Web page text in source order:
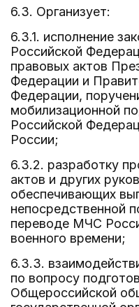
6.3. Организует:
6.3.1. исполнение
Российской
правовых актов
Федерации и
Федерации,
мобилизационной
Российской
России;
6.3.2. разработку
актов и других
обеспечивающих
непосредственной
переводе МЧС
военного времени;
6.3.3.
по вопросу
Общероссийской